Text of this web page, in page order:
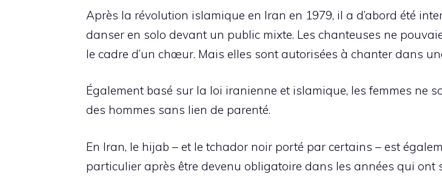
Après la révolution islamique en Iran en 1979, il a d’abord été
danser en solo devant un public mixte. Les chanteuses ne
le cadre d’un chœur. Mais elles sont autorisées à chanter dans
Également basé sur la loi iranienne et islamique, les femmes ne
des hommes sans lien de parenté.
En Iran, le hijab – et le tchador noir porté par certains – est
particulier après être devenu obligatoire dans les années qui